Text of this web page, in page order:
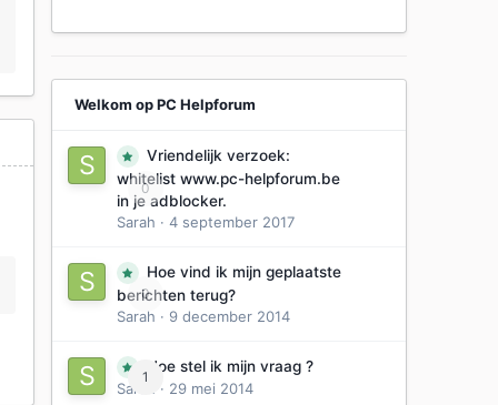
Welkom op PC Helpforum
0
Vriendelijk verzoek:
whitelist www.pc-helpforum.be
in je adblocker.
Sarah · 4 september 2017
0
Hoe vind ik mijn geplaatste
berichten terug?
Sarah · 9 december 2014
1
Hoe stel ik mijn vraag ?
Sarah · 29 mei 2014